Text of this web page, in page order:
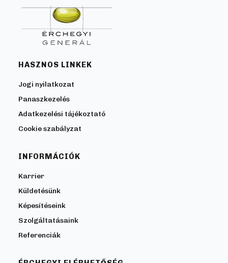
HASZNOS LINKEK
Jogi nyilatkozat
Panaszkezelés
Adatkezelési tájékoztató
Cookie szabályzat
INFORMÁCIÓK
Karrier
Küldetésünk
Képesítéseink
Szolgáltatásaink
Referenciák